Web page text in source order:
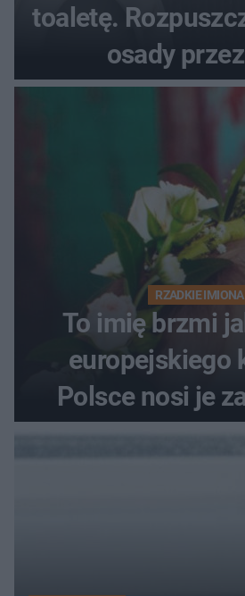
toaletę.
osady
RZADKIE IMIONA
To imię brzmi
europejskiego
Polsce nosi je
kobiety